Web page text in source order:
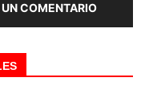
COMENTARIO